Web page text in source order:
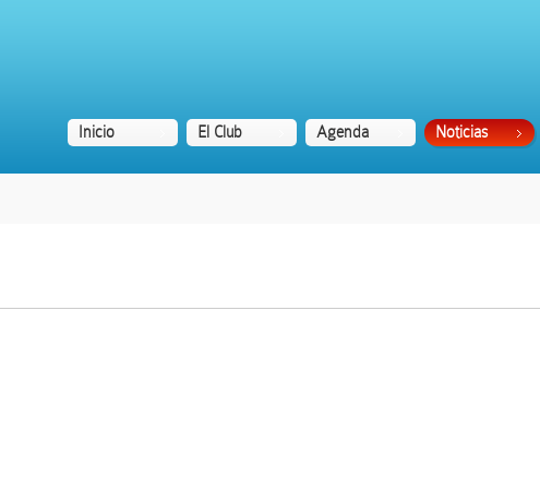
Inicio El Club Agenda Noticias